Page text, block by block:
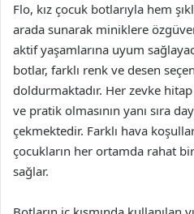
Flo, kız çocuk botlarıyla hem
arada sunarak miniklere
aktif yaşamlarına uyum
botlar, farklı renk ve desen
doldurmaktadır. Her zevke
ve pratik olmasının yanı sıra
çekmektedir. Farklı hava
çocukların her ortamda rahat
sağlar.